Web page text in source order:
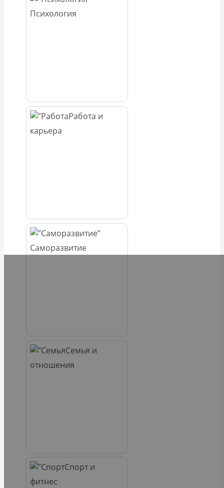
Психология
Работа и
карьера
Саморазвитие
Семья и
отношения
Спорт и
фитнес